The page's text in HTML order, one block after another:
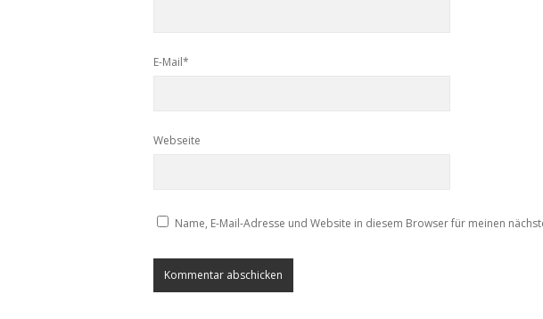
E-Mail*
Webseite
Name, E-Mail-Adresse und Website in diesem Browser für meinen